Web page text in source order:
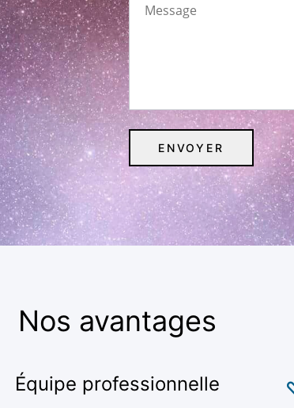
Nos avantages
Équipe professionnelle